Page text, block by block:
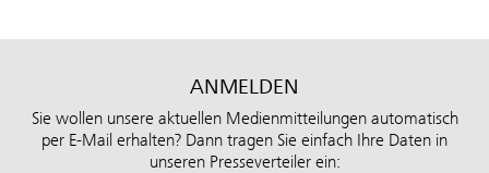
ANMELDEN
Sie wollen unsere aktuellen Medienmitteilungen automatisch
per E-Mail erhalten? Dann tragen Sie einfach Ihre Daten in
unseren Presseverteiler ein: